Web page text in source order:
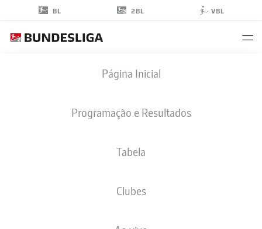
BL 2BL VBL
Página Inicial
Programação e Resultados
Tabela
Clubes
OELSCHLÄGEL